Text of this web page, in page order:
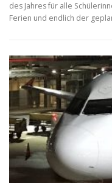
des Jahres für alle
Ferien und endlich der